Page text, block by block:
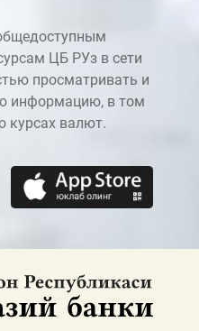
ЦБ РУз в сети
просматривать и
информацию, в том
курсах валют.